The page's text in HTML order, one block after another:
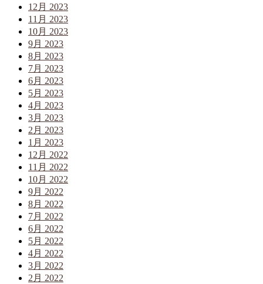
12月 2023
11月 2023
10月 2023
9月 2023
8月 2023
7月 2023
6月 2023
5月 2023
4月 2023
3月 2023
2月 2023
1月 2023
12月 2022
11月 2022
10月 2022
9月 2022
8月 2022
7月 2022
6月 2022
5月 2022
4月 2022
3月 2022
2月 2022